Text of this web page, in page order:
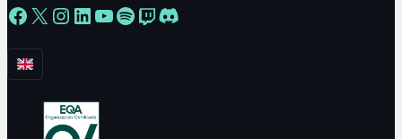
Facebook
X Instagram
LinkedIn
YouTube
Spotify
Twitch
Discord